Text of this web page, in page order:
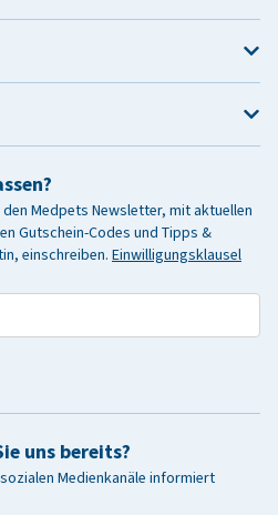
Medpets Newsletter, mit aktuellen
Gutschein-Codes und Tipps &
einschreiben. Einwilligungsklausel
uns bereits?
Medienkanäle informiert